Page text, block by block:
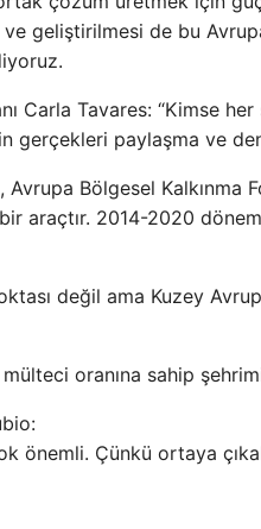
ve geliştirilmesi de bu
Carla Tavares: “Kimse
gerçekleri paylaşma ve
Avrupa Bölgesel
araçtır. 2014-2020
değil ama Kuzey
oranına sahip
önemli. Çünkü ortaya